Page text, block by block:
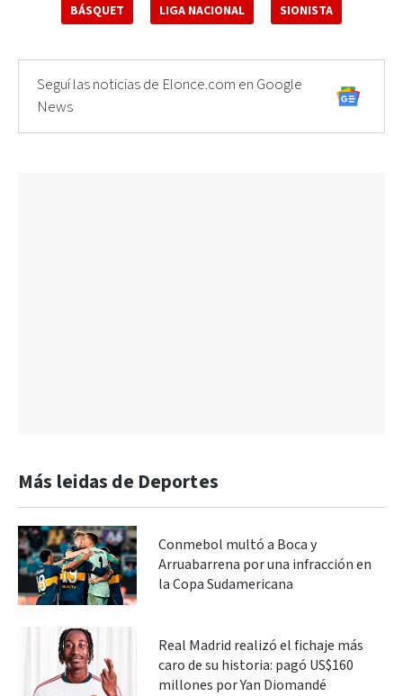
BÁSQUET LIGA NACIONAL SIONISTA
Seguí las noticias de Elonce.com en Google
News
Más leidas de Deportes
Conmebol multó a Boca y
Arruabarrena por una infracción en
la Copa Sudamericana
Real Madrid realizó el fichaje más
caro de su historia: pagó US$160
millones por Yan Diomandé